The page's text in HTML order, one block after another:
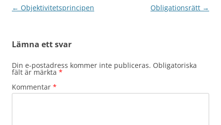
Inläggsnavigering
← Objektivitetsprincipen Obligationsrätt →
Lämna ett svar
Din e-postadress kommer inte publiceras. Obligatoriska
fält är märkta *
Kommentar *